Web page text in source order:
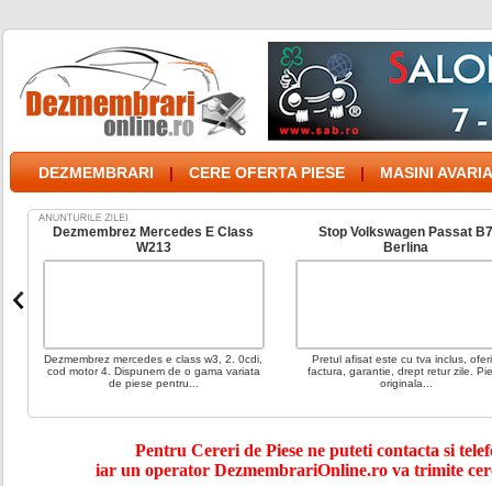
DEZMEMBRARI | CERE OFERTA PIESE | MASINI
E Class
e class w3, 2. 0cdi,
de o gama variata
Stop Volkswagen Passat B7
Pretul afisat este cu tva inclus, oferim
factura, garantie, drept retur zile. Piesa
Stop Opel
Pretul afisat este
factura, garantie,
Pentru Cereri de Piese ne puteti contacta si
iar un operator DezmembrariOnline.ro va trimite